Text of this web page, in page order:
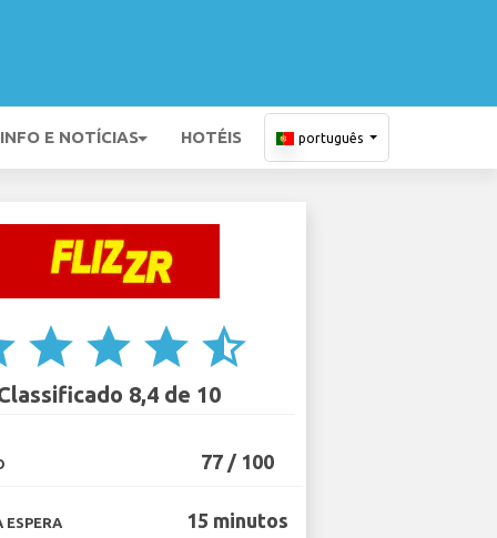
INFO E NOTÍCIAS HOTÉIS português
star star star star_half
8,4 de 10
77 / 100
ESPERA 15 minutos